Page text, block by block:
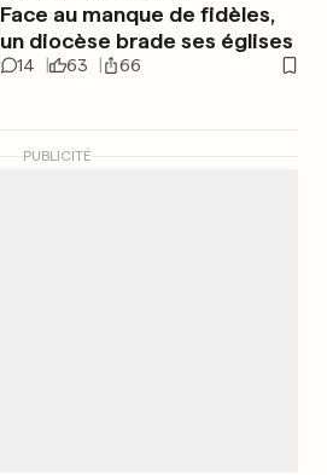
Face au manque de fidèles,
un diocèse brade ses églises
14 63 66
PUBLICITÉ